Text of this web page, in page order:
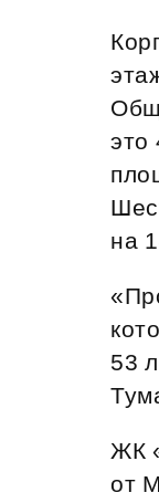
это
на
53
ЖК
от